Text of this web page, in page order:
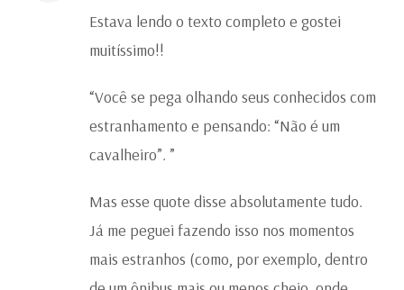
Estava lendo o texto completo e gostei
muitíssimo!!
“Você se pega olhando seus conhecidos com
estranhamento e pensando: “Não é um
cavalheiro”. ”
Mas esse quote disse absolutamente tudo.
Já me peguei fazendo isso nos momentos
mais estranhos (como, por exemplo, dentro